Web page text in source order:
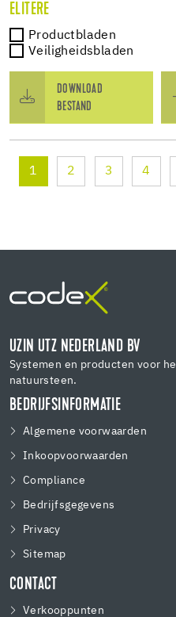
ELITERE
Productbladen
Veiligheidsbladen
DOWNLOAD
BESTAND
1 2 3 4
UZIN UTZ NEDERLAND BV
Systemen en producten voor
natuursteen.
BEDRIJFSINFORMATIE
Algemene voorwaarden
Inkoopvoorwaarden
Compliance
Bedrijfsgegevens
Privacy
Sitemap
CONTACT
Verkooppunten